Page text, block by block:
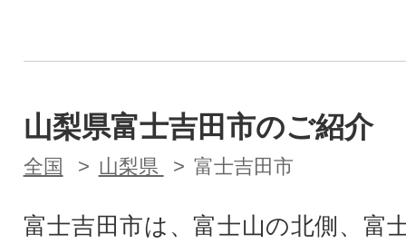
山梨県富士吉田市のご紹介
全国 山梨県 富士吉田市
富士吉田市は、富士山の北側、富